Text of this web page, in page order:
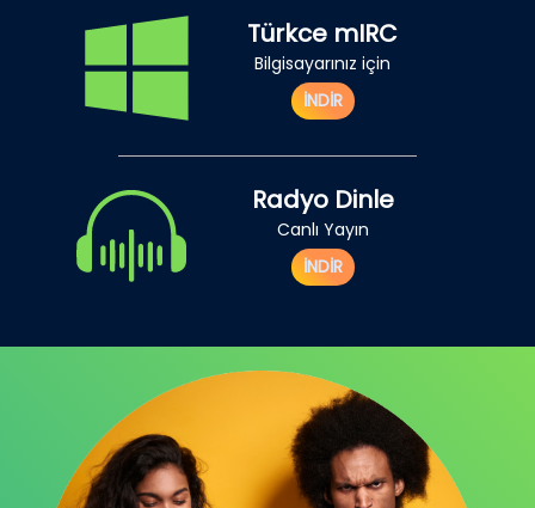
Türkce mIRC
Bilgisayarınız için
İNDİR
Radyo Dinle
Canlı Yayın
İNDİR